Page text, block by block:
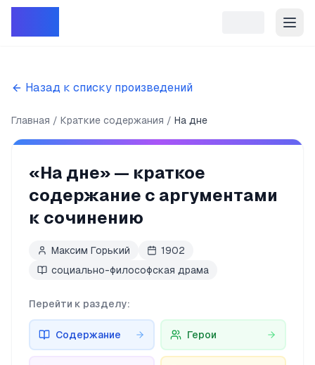
Назад к списку произведений
Главная Краткие содержания На дне
«На дне» — краткое
содержание с аргументами
к сочинению
Максим Горький
1902
социально-философская драма
Перейти к разделу:
Содержание Герои